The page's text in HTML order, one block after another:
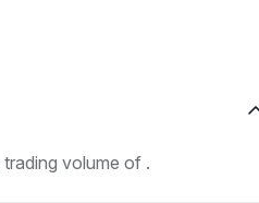
volume of .